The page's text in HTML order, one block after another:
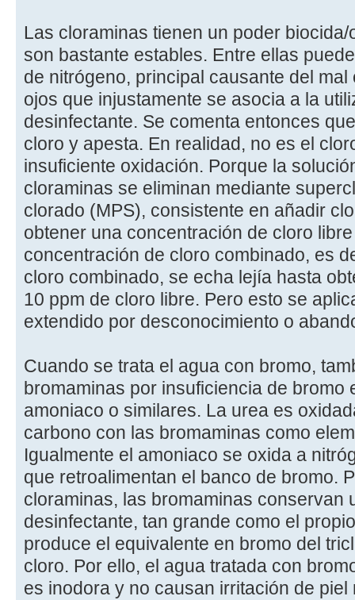
Las cloraminas tienen un poder
son bastante estables. Entre ellas
de nitrógeno, principal causante del
ojos que injustamente se asocia a la
desinfectante. Se comenta entonces
cloro y apesta. En realidad, no es el
insuficiente oxidación. Porque la
cloraminas se eliminan mediante
clorado (MPS), consistente en añadir
obtener una concentración de cloro
concentración de cloro combinado, es
cloro combinado, se echa lejía hasta
10 ppm de cloro libre. Pero esto se
extendido por desconocimiento o
Cuando se trata el agua con bromo,
bromaminas por insuficiencia de bromo
amoniaco o similares. La urea es
carbono con las bromaminas como
Igualmente el amoniaco se oxida a
que retroalimentan el banco de bromo.
cloraminas, las bromaminas conservan
desinfectante, tan grande como el
produce el equivalente en bromo del
cloro. Por ello, el agua tratada con
es inodora y no causan irritación de piel